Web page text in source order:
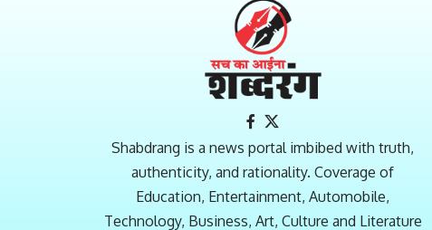
Shabdrang is a news portal imbibed with truth,
authenticity, and rationality. Coverage of
Education, Entertainment, Automobile,
Technology, Business, Art, Culture and Literature